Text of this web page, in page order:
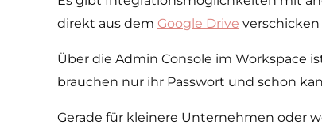
direkt aus dem Google Drive
Über die Admin Console im Workspace
brauchen nur ihr Passwort und schon
Gerade für kleinere Unternehmen oder